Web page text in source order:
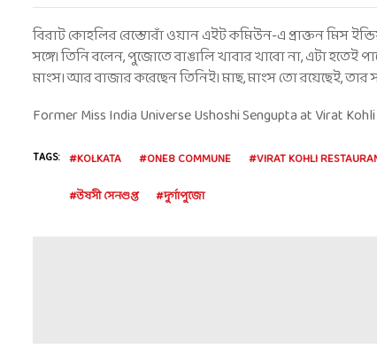
বিরাট কোহলির রেস্তোরাঁ ওয়ান এইট কমিউন-এ প্রাক্তন মিস
সঙ্গে। তিনি বলেন, পুজোতে বাঙালি খাবার খাবো না, এটা হতেই
মাংস। আর বাজার করেছেন তিনিই। মাছ, মাংস তো রয়েছেই, তার
Former Miss India Universe Ushoshi Sengupta at Virat
TAGS: #KOLKATA #ONE8 COMMUNE #VIRAT KOHLI
#উষসী সেনগুপ্ত
#দুর্গাপুজো